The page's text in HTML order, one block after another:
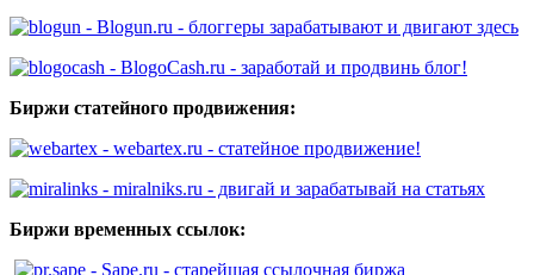
- Blogun.ru - блоггеры зарабатывают и двигают здесь
- BlogoCash.ru - заработай и продвинь блог!
Биржи статейного продвижения:
- webartex.ru - статейное продвижение!
- miralniks.ru - двигай и зарабатывай на статьях
Биржи временных ссылок:
- Sape.ru - старейшая ссылочная биржа